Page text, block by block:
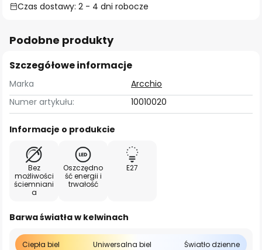
Czas dostawy: 2 - 4 dni robocze
Podobne produkty
Szczegółowe informacje
Marka
Arcchio
Numer artykułu:
10010020
Informacje o produkcie
Bez
możliwości
ściemniani
a
Oszczędno
ść energii i
trwałość
E27
Barwa światła w kelwinach
Ciepła biel Uniwersalna biel Światło dzienne